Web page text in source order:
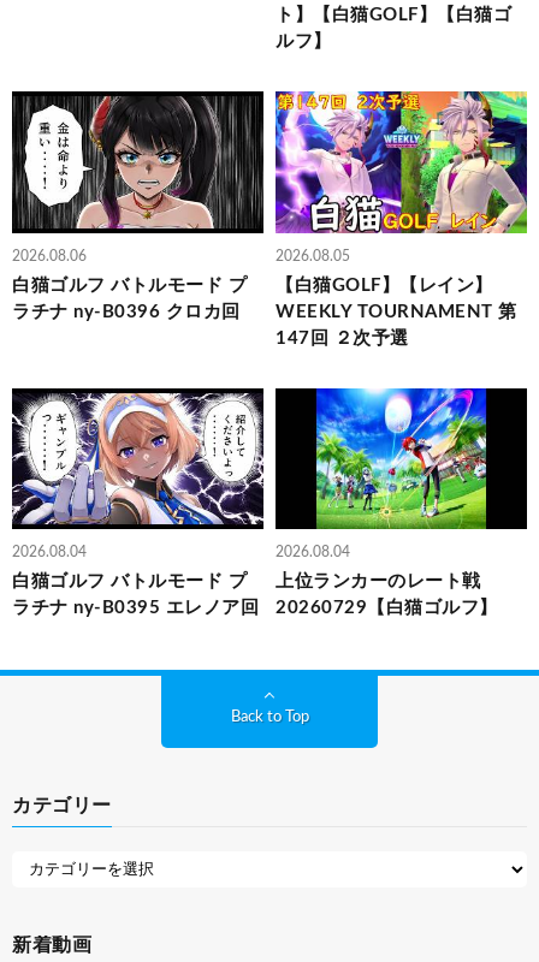
ト】【白猫GOLF】【白猫ゴ
ルフ】
2026.08.06
白猫ゴルフ バトルモード プ
ラチナ ny-B0396 クロカ回
2026.08.05
【白猫GOLF】【レイン】
WEEKLY TOURNAMENT 第
147回 ２次予選
2026.08.04
白猫ゴルフ バトルモード プ
ラチナ ny-B0395 エレノア回
2026.08.04
上位ランカーのレート戦
20260729【白猫ゴルフ】
Back to Top
カテゴリー
新着動画